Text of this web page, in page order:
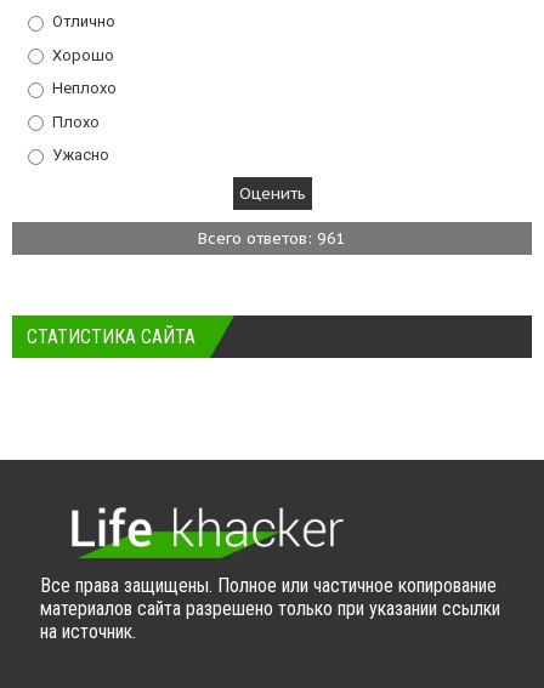
Отлично
Хорошо
Неплохо
Плохо
Ужасно
Всего ответов: 961
СТАТИСТИКА САЙТА
Все права защищены. Полное или частичное копирование
материалов сайта разрешено только при указании ссылки
на источник.